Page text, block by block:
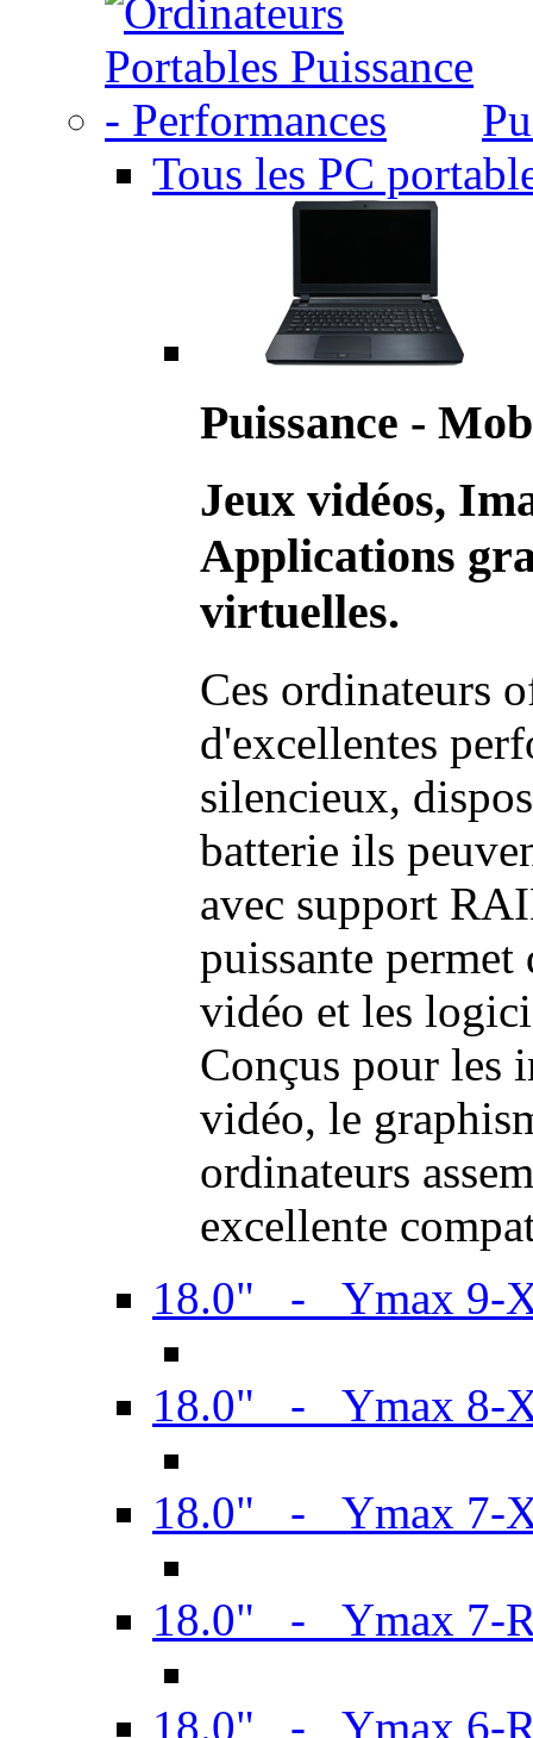
Tous les PC
Puissance -
Jeux vidéos,
Applications
virtuelles.
Ces ordinateurs
d'excellentes
silencieux,
batterie ils
avec support
puissante permet
vidéo et les
Conçus pour les
vidéo, le
ordinateurs
excellente
18.0" - Ymax 9-
18.0" - Ymax 8-
18.0" - Ymax 7-
18.0" - Ymax 7-
18.0" - Ymax 6-